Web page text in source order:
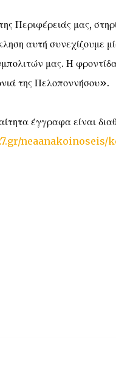
Περιφέρειάς μας,
αυτή συνεχίζουμε
μας. Η
της Πελοποννήσου».
έγγραφα είναι